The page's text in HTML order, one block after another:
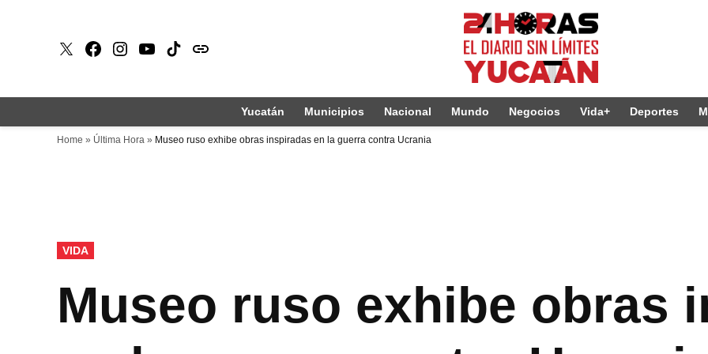
X Faceboook
Instagram
Youtube
Tiktokissuu
Yucatán Municipios Nacional Mundo Negocios Vida+ Deportes
Home » Última Hora » Museo ruso exhibe obras inspiradas en la guerra contra Ucrania
PUBLICADO
EN
VIDA
Museo ruso exhibe obras